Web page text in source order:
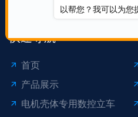
快速导航
首页
产品展示
电机壳体专用数控立车
以帮您？我可以为您